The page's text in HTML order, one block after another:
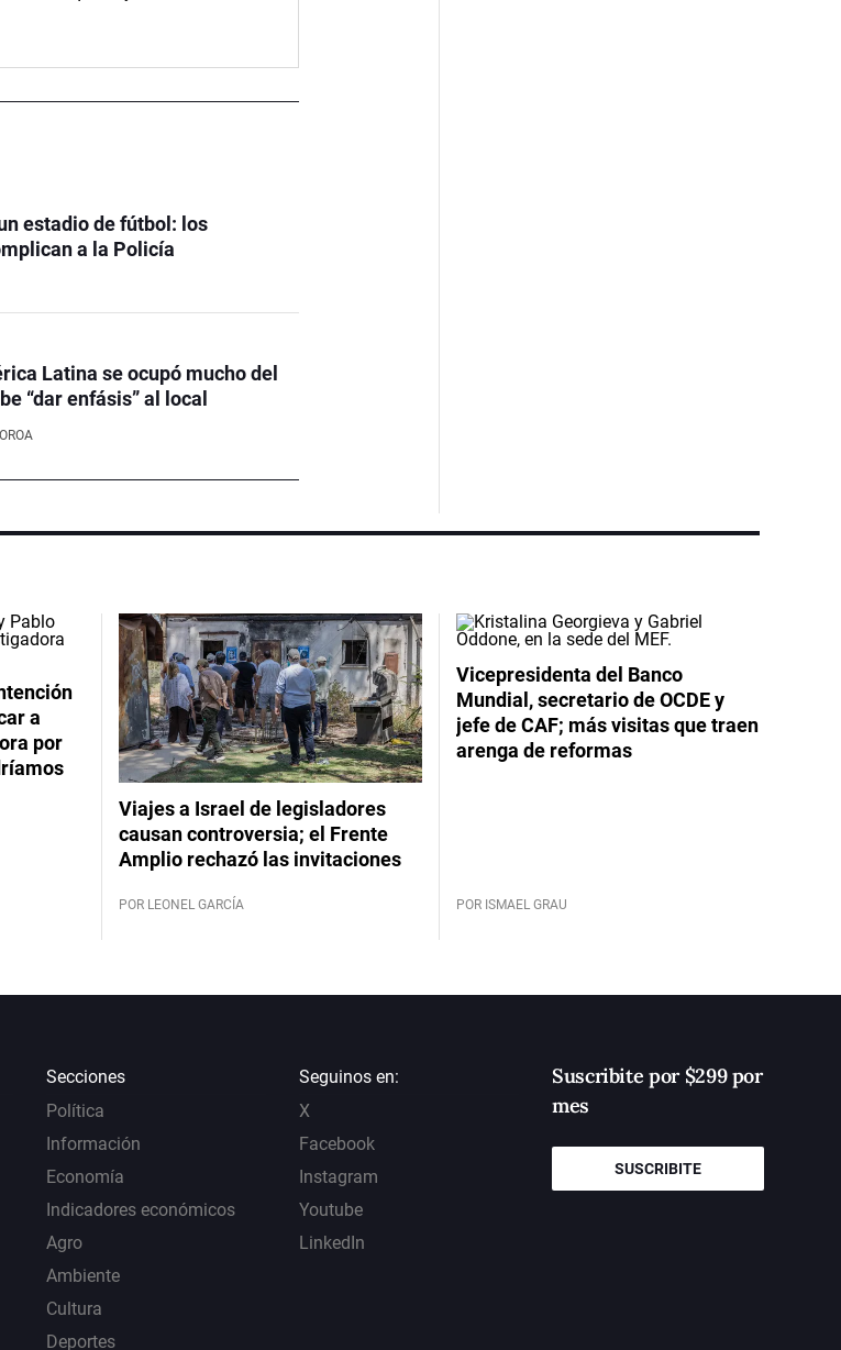
estadio de fútbol: los
a la Policía
Latina se ocupó mucho del
“dar enfásis” al local
a
por
Viajes a Israel de legisladores
causan controversia; el Frente
Amplio rechazó las invitaciones
POR LEONEL GARCÍA
Vicepresidenta del Banco
Mundial, secretario de OCDE y
jefe de CAF; más visitas que traen
arenga de reformas
POR ISMAEL GRAU
Secciones
Política
Información
Economía
Indicadores económicos
Agro
Ambiente
Cultura
Deportes
Seguinos en:
X
Facebook
Instagram
Youtube
LinkedIn
Suscribite por $299 por
mes
SUSCRIBITE